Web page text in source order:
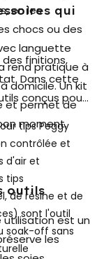
en les
chocs ou des
languette
rend pratique à
domicile. Un kit
et permet de
moment.
qui
finitions,
Dans cette
conçus pour
tipsPeggy
contrôlée et
d'air et
tips
de résine et de
sont l'outil
soak-off sans
outils
utilisation est un
les